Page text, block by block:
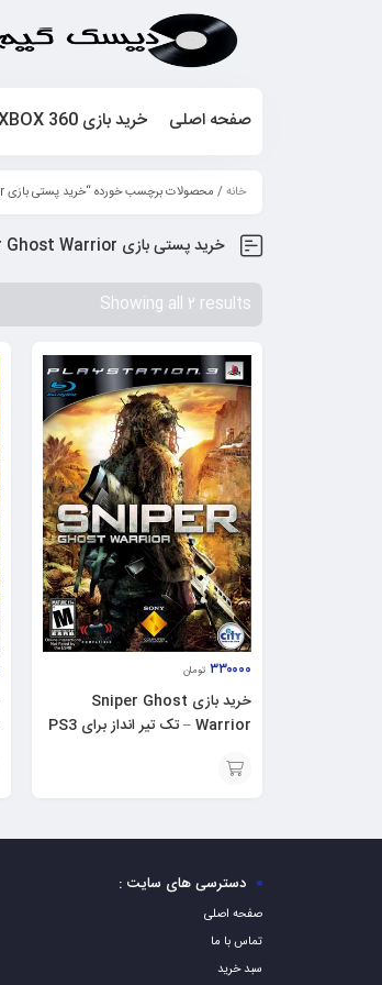
صفحه اصلی خرید بازی XBOX 360
خانه/ محصولات برچسب خورده “خرید پستی بازی Sniper Ghost Warrior”
خرید پستی بازی Sniper Ghost Warrior
Showing all 2 results
۳۳۰۰۰۰ تومان
خرید بازی Sniper Ghost
Warrior – تک تیر انداز برای PS3
به
دسترسی های سایت :
صفحه اصلی
تماس با ما
سبد خرید